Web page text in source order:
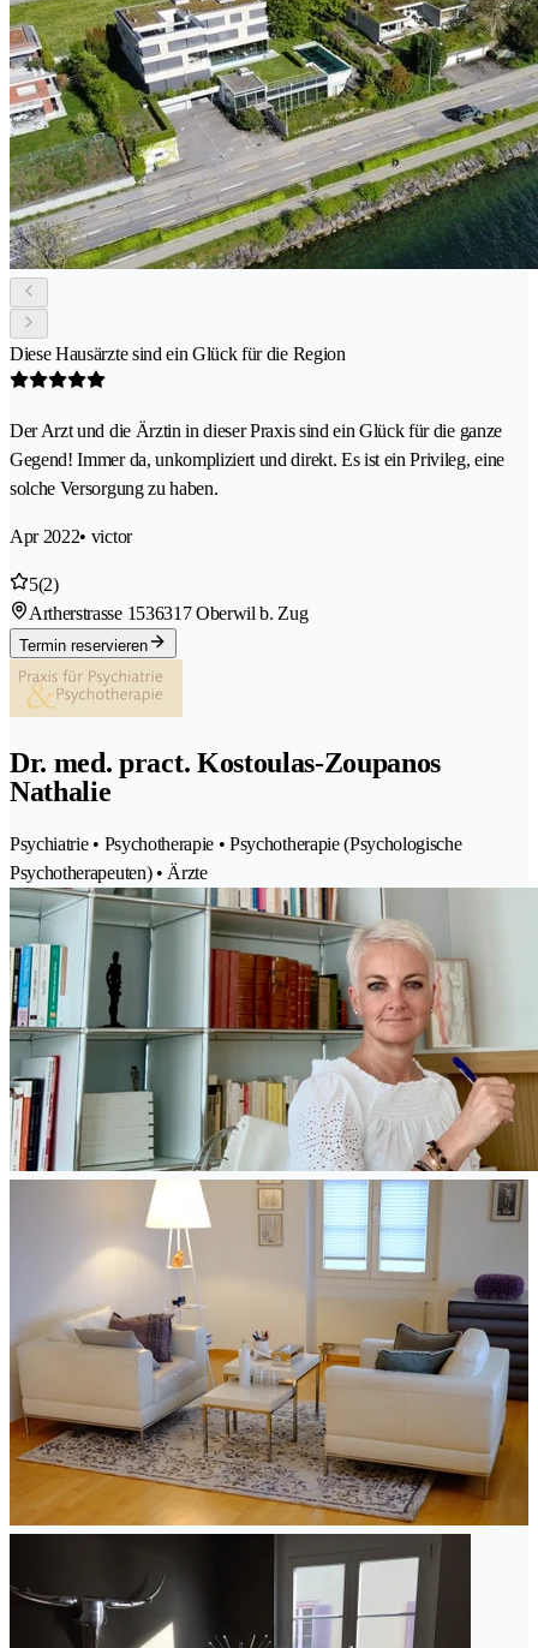
Diese Hausärzte sind ein Glück für die Region
Der Arzt und die Ärztin in dieser Praxis sind ein Glück für die ganze
Gegend! Immer da, unkompliziert und direkt. Es ist ein Privileg, eine
solche Versorgung zu haben.
Apr 2022• victor
5(2)
Artherstrasse 1536317 Oberwil b. Zug
Termin reservieren
Dr. med. pract. Kostoulas-Zoupanos
Nathalie
Psychiatrie • Psychotherapie • Psychotherapie (Psychologische
Psychotherapeuten) • Ärzte